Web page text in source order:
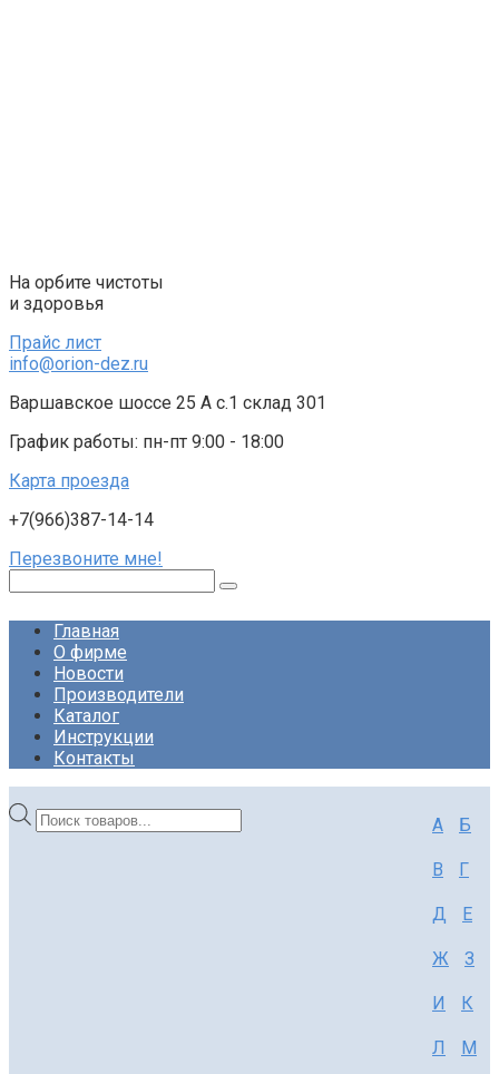
На орбите чистоты
и здоровья
Прайс лист
info@orion-dez.ru
Варшавское шоссе 25 А с.1 склад 301
График работы: пн-пт 9:00 - 18:00
Карта проезда
+7(966)387-14-14
Перезвоните мне!
Главная
О фирме
Новости
Производители
Каталог
Инструкции
Контакты
Поиск
товаров
А Б
В Г
Д Е
Ж З
И К
Л М